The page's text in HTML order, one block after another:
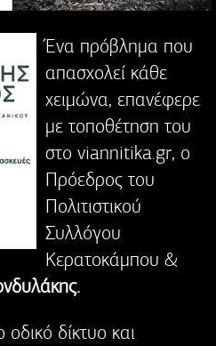
Ένα πρόβλημα που
απασχολεί κάθε
χειμώνα, επανέφερε
με τοποθέτηση του
στο viannitika.gr, o
Πρόεδρος του
Πολιτιστικού
Συλλόγου
Κερατοκάμπου &
δίκτυο και